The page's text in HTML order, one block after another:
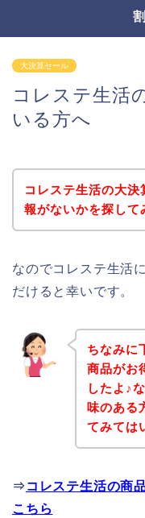
大決算セール
コレステ生活
いる方へ
コレステ生活の大
報がないかを探して
なのでコレステ生活
だけると幸いです。
ちなみに
商品がお
したよ♪
味のある
てみては
⇒ コレステ生活の商
こちら